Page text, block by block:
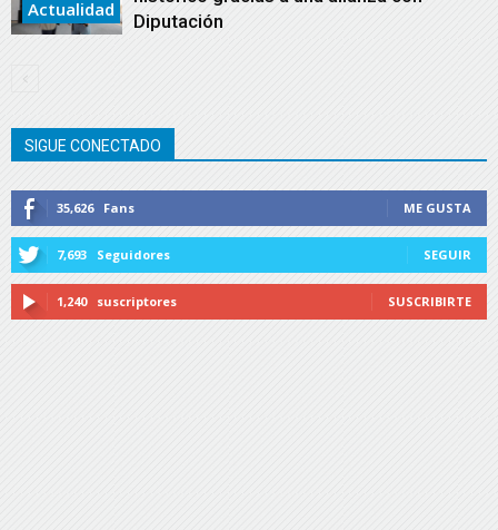
Actualidad
Diputación
SIGUE CONECTADO
35,626 Fans ME GUSTA
7,693 Seguidores SEGUIR
1,240 suscriptores SUSCRIBIRTE